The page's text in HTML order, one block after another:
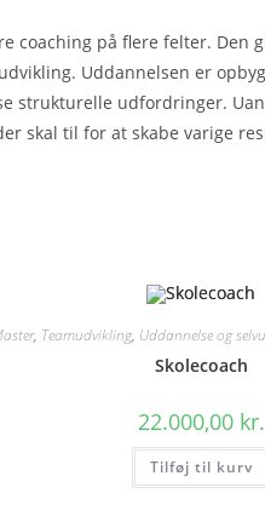
på flere felter.
Uddannelsen er
udfordringer.
skal til for at skabe varige
, Teamudvikling, Uddannelse og
Skolecoach
22.000,00 kr.
Tilføj til kurv